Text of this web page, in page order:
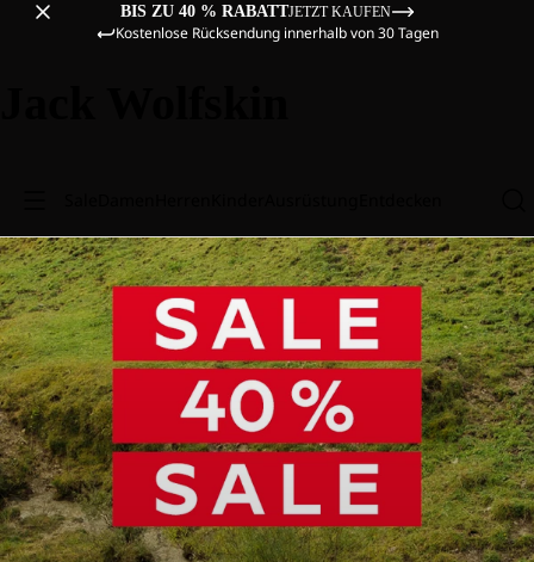
BIS ZU 40 % RABATTJETZT KAUFEN
Kostenlose Rücksendung innerhalb von 30 Tagen